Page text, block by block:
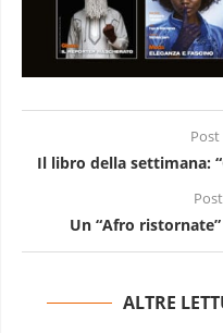
Il libro della settimana:
Un “Afro
ALTRE